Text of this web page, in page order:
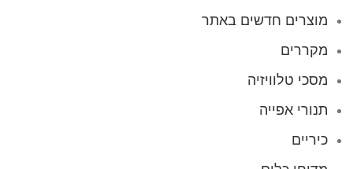
מוצרים חדשים באתר
מקררים
מסכי טלוויזיה
תנורי אפייה
כיריים